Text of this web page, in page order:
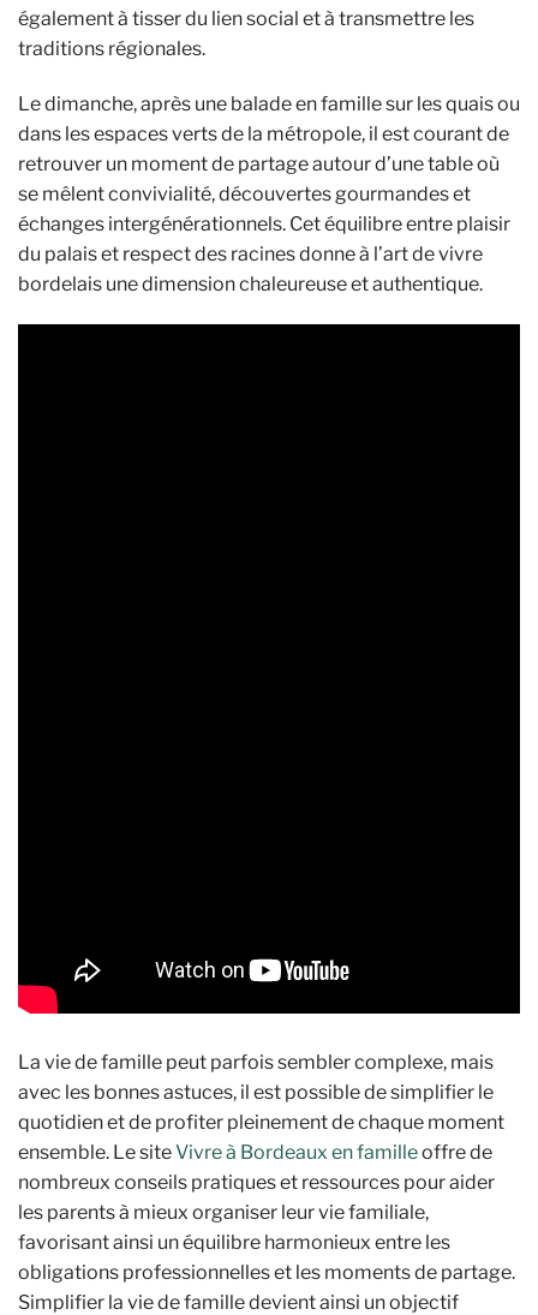
également à tisser du lien social et à transmettre les
traditions régionales.
Le dimanche, après une balade en famille sur les quais ou
dans les espaces verts de la métropole, il est courant de
retrouver un moment de partage autour d’une table où
se mêlent convivialité, découvertes gourmandes et
échanges intergénérationnels. Cet équilibre entre plaisir
du palais et respect des racines donne à l’art de vivre
bordelais une dimension chaleureuse et authentique.
La vie de famille peut parfois sembler complexe, mais
avec les bonnes astuces, il est possible de simplifier le
quotidien et de profiter pleinement de chaque moment
ensemble. Le siteVivre à Bordeaux en familleoffre de
nombreux conseils pratiques et ressources pour aider
les parents à mieux organiser leur vie familiale,
favorisant ainsi un équilibre harmonieux entre les
obligations professionnelles et les moments de partage.
Simplifier la vie de famille devient ainsi un objectif